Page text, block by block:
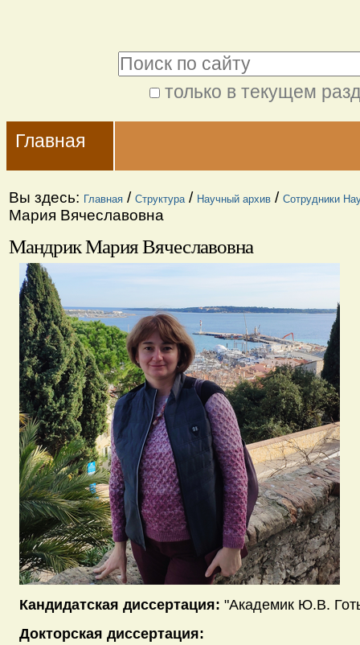
содержимому.
Перейти
навигации
только в текущем
поиск
Navigation
Главная
Вы здесь: Главная / Структура / Научный архив / Сотрудники
Мария Вячеславовна
Мандрик Мария Вячеславовна
Кандидатская диссертация: "Академик Ю.В.
Докторская диссертация: